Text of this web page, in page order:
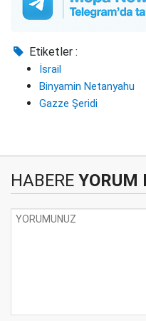
Etiketler :
İsrail
Binyamin Netanyahu
Gazze Şeridi
HABERE YORUM